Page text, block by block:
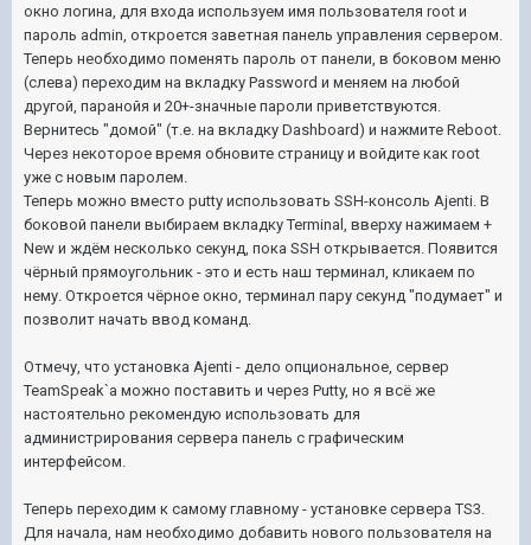
окно логина, для входа используем имя пользователя root и
пароль admin, откроется заветная панель управления сервером.
Теперь необходимо поменять пароль от панели, в боковом меню
(слева) переходим на вкладку Password и меняем на любой
другой, паранойя и 20+-значные пароли приветствуются.
Вернитесь "домой" (т.е. на вкладку Dashboard) и нажмите Reboot.
Через некоторое время обновите страницу и войдите как root
уже с новым паролем.
Теперь можно вместо putty использовать SSH-консоль Ajenti. В
боковой панели выбираем вкладку Terminal, вверху нажимаем +
New и ждём несколько секунд, пока SSH открывается. Появится
чёрный прямоугольник - это и есть наш терминал, кликаем по
нему. Откроется чёрное окно, терминал пару секунд "подумает" и
позволит начать ввод команд.
Отмечу, что установка Ajenti - дело опциональное, сервер
TeamSpeak`а можно поставить и через Putty, но я всё же
настоятельно рекомендую использовать для
администрирования сервера панель с графическим
интерфейсом.
Теперь переходим к самому главному - установке сервера TS3.
Для начала, нам необходимо добавить нового пользователя на